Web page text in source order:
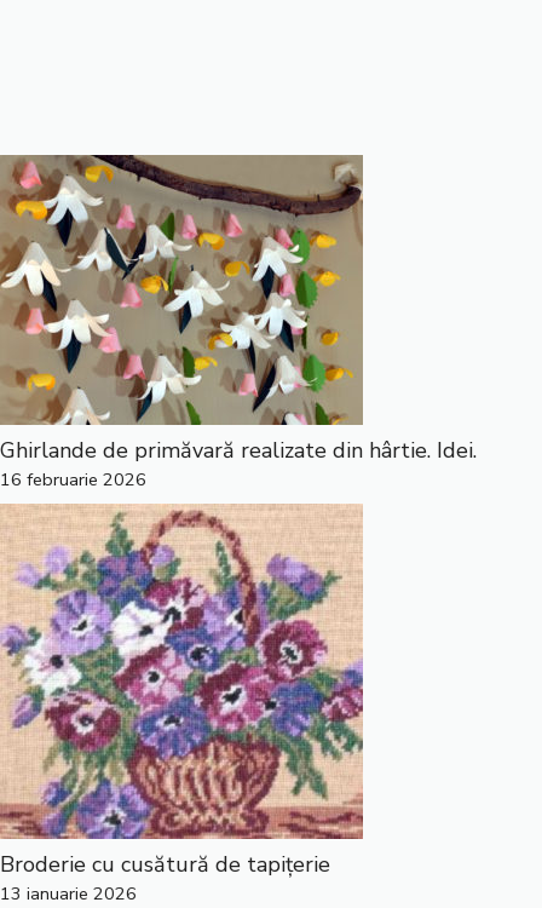
Ghirlande de primăvară realizate din hârtie. Idei.
16 februarie 2026
Broderie cu cusătură de tapițerie
13 ianuarie 2026